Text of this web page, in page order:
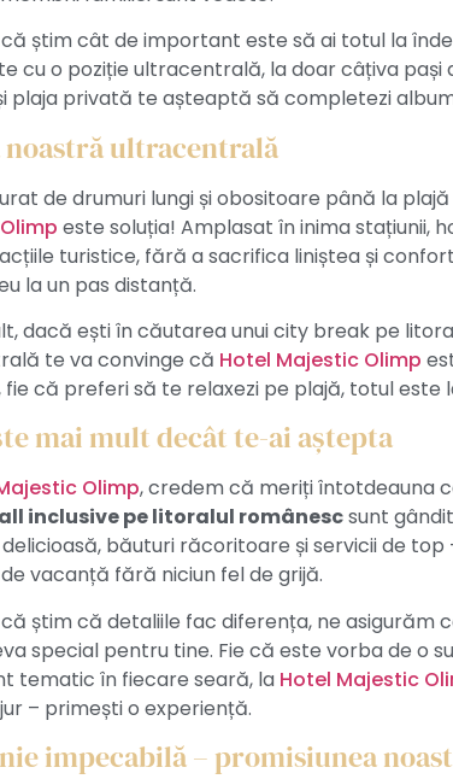
știm cât de important este să ai totul la
cu o poziție ultracentrală, la doar câțiva pași
plaja privată te așteaptă să completezi
noastră ultracentrală
de drumuri lungi și obositoare până la
este soluția! Amplasat în inima stațiunii,
turistice, fără a sacrifica liniștea și
la un pas distanță.
dacă ești în căutarea unui city break pe
te va convinge că Hotel Majestic Olimp
fie că preferi să te relaxezi pe plajă, totul este
mai mult decât te-ai aștepta
Olimp, credem că meriți întotdeauna
inclusive pe litoralul românescsunt
băuturi răcoritoare și servicii de
vacanță fără niciun fel de grijă.
știm că detaliile fac diferența, ne asigurăm
special pentru tine. Fie că este vorba de o
tematic în fiecare seară, la Hotel Majestic
– primești o experiență.
impecabilă – promisiunea